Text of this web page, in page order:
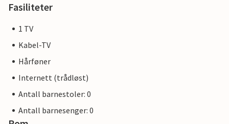
Fasiliteter
1 TV
Kabel-TV
Hårføner
Internett (trådløst)
Antall barnestoler: 0
Antall barnesenger: 0